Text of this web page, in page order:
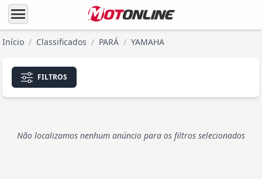
menu
Início / Classificados / PARÁ / YAMAHA
FILTROS
Não localizamos nenhum anúncio para os filtros selecionados